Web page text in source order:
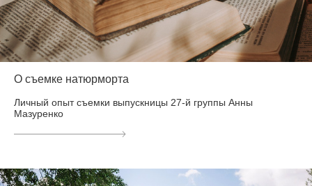
О съемке натюрморта
Личный опыт съемки выпускницы 27-й группы Анны
Мазуренко